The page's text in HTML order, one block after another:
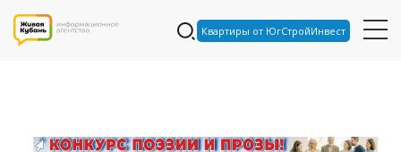
Квартиры от ЮгСтройИнвест